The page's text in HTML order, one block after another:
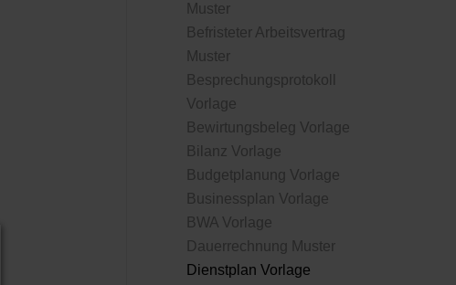
Muster
Befristeter Arbeitsvertrag
Muster
Besprechungsprotokoll
Vorlage
Bewirtungsbeleg Vorlage
Bilanz Vorlage
Budgetplanung Vorlage
Businessplan Vorlage
BWA Vorlage
Dauerrechnung Muster
Dienstplan Vorlage